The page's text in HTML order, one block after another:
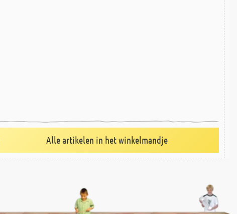
Alle artikelen in het winkelmandje